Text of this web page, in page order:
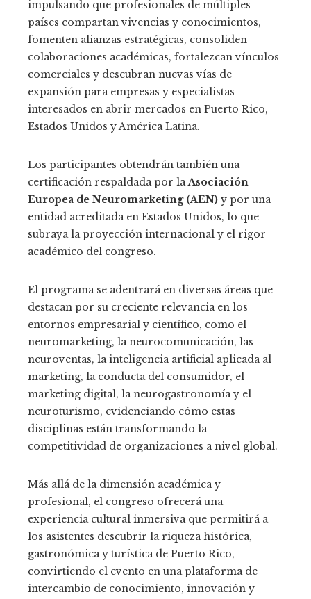
impulsando que profesionales de múltiples
países compartan vivencias y conocimientos,
fomenten alianzas estratégicas, consoliden
colaboraciones académicas, fortalezcan vínculos
comerciales y descubran nuevas vías de
expansión para empresas y especialistas
interesados en abrir mercados en Puerto Rico,
Estados Unidos y América Latina.
Los participantes obtendrán también una
certificación respaldada por laAsociación
Europea de Neuromarketing (AEN) y por una
entidad acreditada en Estados Unidos, lo que
subraya la proyección internacional y el rigor
académico del congreso.
El programa se adentrará en diversas áreas que
destacan por su creciente relevancia en los
entornos empresarial y científico, como el
neuromarketing, la neurocomunicación, las
neuroventas, la inteligencia artificial aplicada al
marketing, la conducta del consumidor, el
marketing digital, la neurogastronomía y el
neuroturismo, evidenciando cómo estas
disciplinas están transformando la
competitividad de organizaciones a nivel global.
Más allá de la dimensión académica y
profesional, el congreso ofrecerá una
experiencia cultural inmersiva que permitirá a
los asistentes descubrir la riqueza histórica,
gastronómica y turística de Puerto Rico,
convirtiendo el evento en una plataforma de
intercambio de conocimiento, innovación y